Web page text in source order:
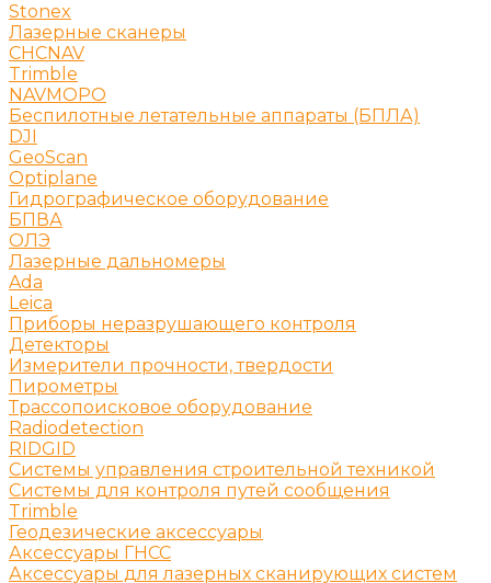
Stonex
Лазерные сканеры
CHCNAV
Trimble
NAVMOPO
Беспилотные летательные аппараты (БПЛА)
DJI
GeoScan
Optiplane
Гидрографическое оборудование
БПВА
ОЛЭ
Лазерные дальномеры
Ada
Leica
Приборы неразрушающего контроля
Детекторы
Измерители прочности, твердости
Пирометры
Трассопоисковое оборудование
Radiodetection
RIDGID
Системы управления строительной техникой
Системы для контроля путей сообщения
Trimble
Геодезические аксессуары
Аксессуары ГНСС
Аксессуары для лазерных сканирующих систем